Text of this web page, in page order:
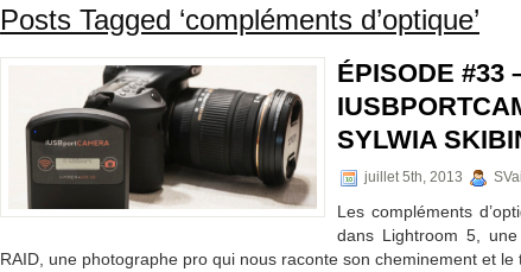
Posts Tagged ‘compléments d’optique’
ÉPISODE #33
SYLWIA
juillet 5th, 2013
Les compléments
dans Lightroom 5,
RAID, une photographe pro qui nous raconte son cheminement et le